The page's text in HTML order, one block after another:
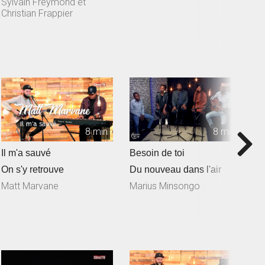
Freymond en collaborat...
Christian Frappier
8 min
Il m'a sauvé
On s'y retrouve
Matt Marvane
8 min
Besoin de toi
Du nouveau dans l'air
Marius Minsongo